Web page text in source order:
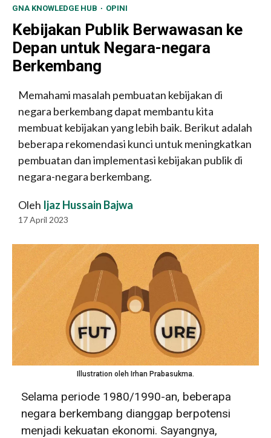
GNA KNOWLEDGE HUB OPINI
Kebijakan Publik Berwawasan ke
Depan untuk Negara-negara
Berkembang
Memahami masalah pembuatan kebijakan di
negara berkembang dapat membantu kita
membuat kebijakan yang lebih baik. Berikut adalah
beberapa rekomendasi kunci untuk meningkatkan
pembuatan dan implementasi kebijakan publik di
negara-negara berkembang.
Oleh Ijaz Hussain Bajwa
17 April 2023
Illustration oleh Irhan Prabasukma.
Selama periode 1980/1990-an, beberapa
negara berkembang dianggap berpotensi
menjadi kekuatan ekonomi. Sayangnya,